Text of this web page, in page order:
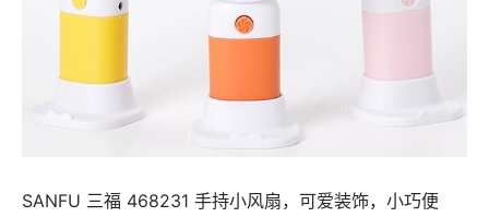
SANFU 三福 468231 手持小风扇，可爱装饰，小巧便